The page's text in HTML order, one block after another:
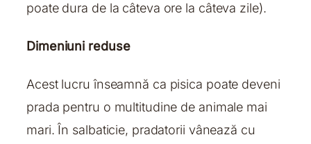
poate dura de la câteva ore la câteva zile).
Dimeniuni reduse
Acest lucru înseamnă ca pisica poate deveni
prada pentru o multitudine de animale mai
mari. În salbaticie, pradatorii vânează cu